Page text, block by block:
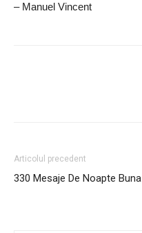
– Manuel Vincent
Articolul precedent
330 Mesaje De Noapte Buna